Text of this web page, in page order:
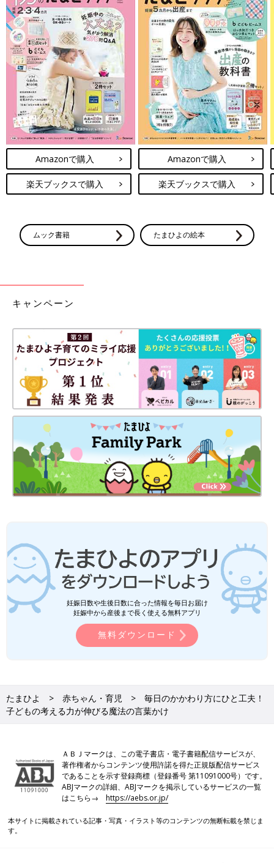
Amazonで購入
楽天ブックスで購入
Amazonで購入
楽天ブックスで購入
ムック書籍 たまひよの絵本
キャンペーン
妊娠日数や生後日数に合った情報を毎日お届け
妊娠中から産後まで長く使える無料アプリ
無料ダウンロード
たまひよ 赤ちゃん・育児
毎日のかかわり方にひと工夫！
子どもの考える力が伸びる魔法の言葉かけ
ＡＢＪマークは、この電子書店・電子書籍配信サービスが、
著作権者からコンテンツ使用許諾を得た正規版配信サービス
であることを示す登録商標（登録番号 第11091000号）です。
ABJマークの詳細、ABJマークを掲示しているサービスの一覧
はこちら→https://aebs.or.jp/
本サイトに掲載されている記事・写真・イラスト等のコンテンツの無断転載を禁じま
す。